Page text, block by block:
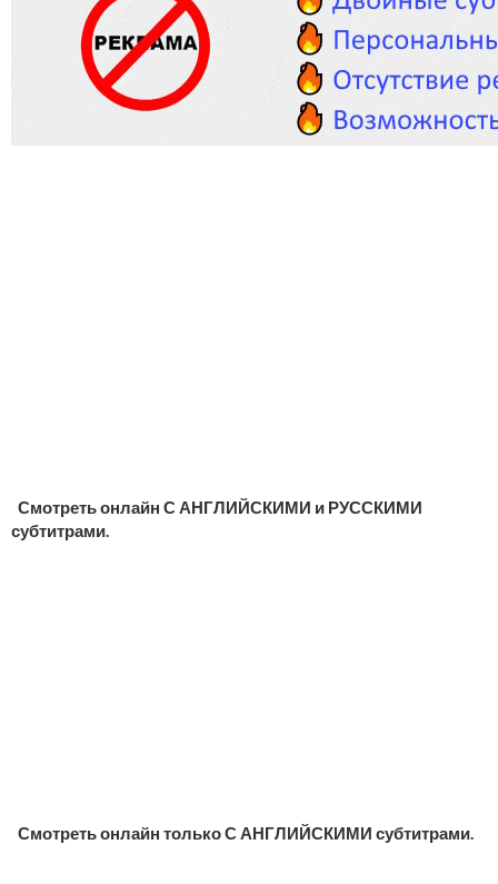
Смотреть онлайн С АНГЛИЙСКИМИ и РУССКИМИ
субтитрами.
Смотреть онлайн только С АНГЛИЙСКИМИ субтитрами.